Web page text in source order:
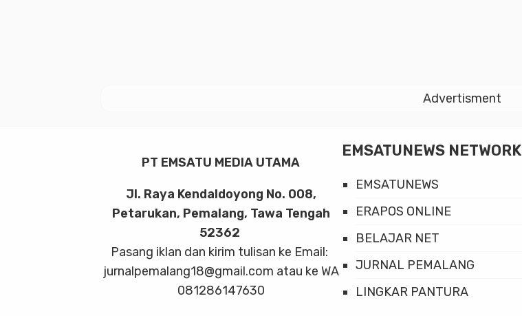
Advertisment
PT EMSATU MEDIA UTAMA
Jl. Raya Kendaldoyong No. 008,
Petarukan, Pemalang, Tawa Tengah
52362
Pasang iklan dan kirim tulisan ke Email:
jurnalpemalang18@gmail.com atau ke WA
081286147630
EMSATUNEWS NETWORK
EMSATUNEWS
ERAPOS ONLINE
BELAJAR NET
JURNAL PEMALANG
LINGKAR PANTURA